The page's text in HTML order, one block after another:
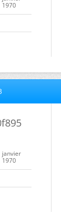
1970
janvier
1970